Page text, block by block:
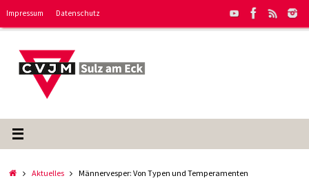
Impressum Datenschutz
StartAktuelles Männervesper: Von Typen und Temperamenten